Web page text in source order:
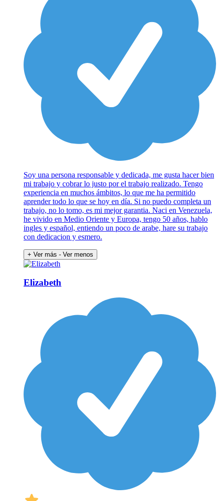
Soy una persona responsable y dedicada, me gusta hacer bien
mi trabajo y cobrar lo justo por el trabajo realizado. Tengo
experiencia en muchos ámbitos, lo que me ha permitido
aprender todo lo que se hoy en día. Si no puedo completa un
trabajo, no lo tomo, es mi mejor garantia. Naci en Venezuela,
he vivido en Medio Oriente y Europa, tengo 50 años, hablo
ingles y español, entiendo un poco de arabe, hare su trabajo
con dedicacion y esmero.
+ Ver más - Ver menos
Elizabeth